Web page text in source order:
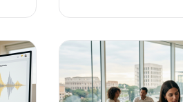
reale.